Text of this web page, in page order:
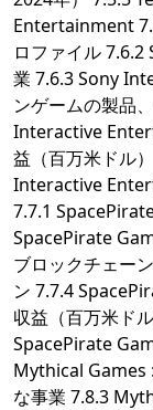
Entertainment
ロファイル
業 7.6.3 Sony
ンゲームの製品
Interactive
益（百万米ドル
Interactive
7.7.1
SpacePirate
ブロックチェー
ン 7.7.4
収益（百万米ド
SpacePirate
Mythical Games
な事業 7.8.3